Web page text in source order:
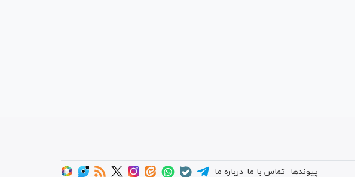
پیوندها تماس با ما درباره ما